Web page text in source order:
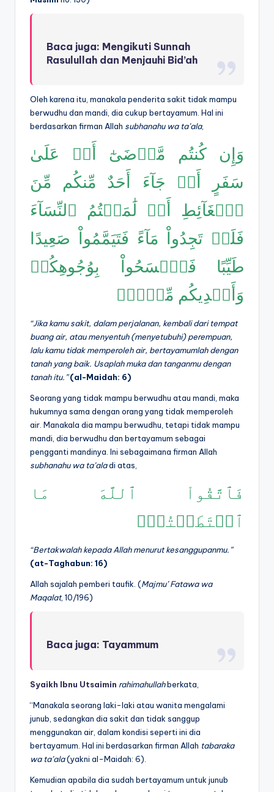
Baca juga: Mengikuti Sunnah
Rasulullah dan Menjauhi Bid’ah
Oleh karena itu, manakala penderita sakit tidak mampu
berwudhu dan mandi, dia cukup bertayamum. Hal ini
berdasarkan firman Allah subhanahu wa ta’ala,
وَإِن كُنتُم مَّرۡضَىٰٓ أَوۡ عَلَىٰ
سَفَرٍ أَوۡ جَآءَ أَحَدٌ مِّنكُم مِّنَ
ٱلۡغَآئِطِ أَوۡ لَٰمَسۡتُمُ ٱلنِّسَآءَ
فَلَمۡ تَجِدُواْ مَآءً فَتَيَمَّمُواْ صَعِيدًا
طَيِّبًا فَٱمۡسَحُواْ بِوُجُوهِكُمۡ
وَأَيۡدِيكُم مِّنۡهُۚ
“Jika kamu sakit, dalam perjalanan, kembali dari tempat
buang air, atau menyentuh (menyetubuhi) perempuan,
lalu kamu tidak memperoleh air, bertayamumlah dengan
tanah yang baik. Usaplah muka dan tanganmu dengan
tanah itu.” (al-Maidah: 6)
Seorang yang tidak mampu berwudhu atau mandi, maka
hukumnya sama dengan orang yang tidak memperoleh
air. Manakala dia mampu berwudhu, tetapi tidak mampu
mandi, dia berwudhu dan bertayamum sebagai
pengganti mandinya. Ini sebagaimana firman Allah
subhanahu wa ta’aladi atas,
فَٱتَّقُواْ ٱللَّهَ مَا
ٱسۡتَطَعۡتُمۡۚ
“Bertakwalah kepada Allah menurut kesanggupanmu.”
(at-Taghabun: 16)
Allah sajalah pemberi taufik. (Majmu’ Fatawa wa
Maqalat, 10/196)
Baca juga: Tayammum
Syaikh Ibnu Utsaimin rahimahullahberkata,
“Manakala seorang laki-laki atau wanita mengalami
junub, sedangkan dia sakit dan tidak sanggup
menggunakan air, dalam kondisi seperti ini dia
bertayamum. Hal ini berdasarkan firman Allah tabaraka
wa ta’ala(yakni al-Maidah: 6).
Kemudian apabila dia sudah bertayamum untuk junub